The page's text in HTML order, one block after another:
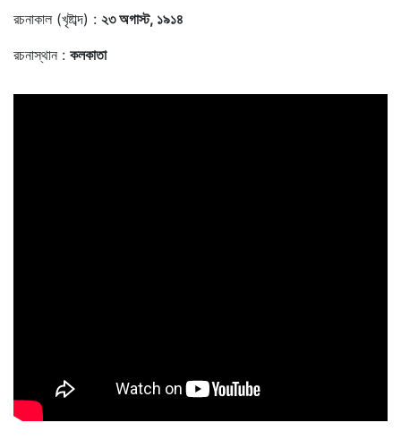
রচনাকাল (খৃষ্টাব্দ) : ২৩ অগাস্ট, ১৯১৪
রচনাস্থান : কলকাতা